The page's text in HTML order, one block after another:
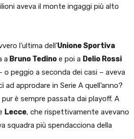
aveva il monte ingaggi più alto
l’ultima dell’Unione Sportiva
a Bruno Tedino e poi a Delio Rossi
peggio a seconda dei casi – aveva
approdare in Serie A quell’anno?
è sempre passata dai playoff. A
Lecce, che rispettivamente avevano
squadra più spendacciona della